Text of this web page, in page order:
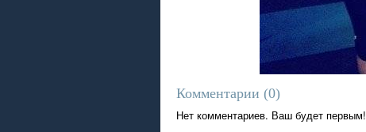
Комментарии (0)
Нет комментариев. Ваш будет первым!